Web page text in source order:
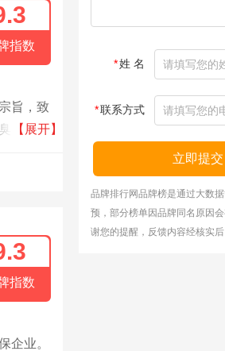
指数
旨，致
水体治
生物
【展开】
指数
企业。
*姓 名
*联系方式
立即提交
品牌排行网品牌榜是通过大数
预，部分榜单因品牌同名原因
谢您的提醒，反馈内容经核实后